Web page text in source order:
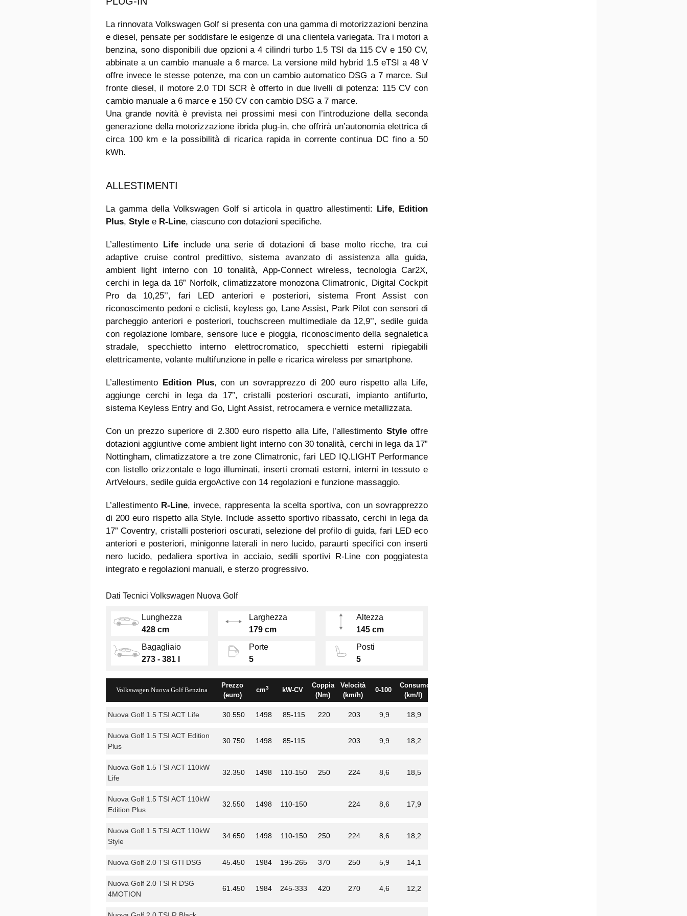
La rinnovata Volkswagen Golf si presenta con una gamma di motorizzazioni benzina
e diesel, pensate per soddisfare le esigenze di una clientela variegata. Tra i motori a
benzina, sono disponibili due opzioni a 4 cilindri turbo 1.5 TSI da 115 CV e 150 CV,
abbinate a un cambio manuale a 6 marce. La versione mild hybrid 1.5 eTSI a 48 V
offre invece le stesse potenze, ma con un cambio automatico DSG a 7 marce. Sul
fronte diesel, il motore 2.0 TDI SCR è offerto in due livelli di potenza: 115 CV con
cambio manuale a 6 marce e 150 CV con cambio DSG a 7 marce.
Una grande novità è prevista nei prossimi mesi con l’introduzione della seconda
generazione della motorizzazione ibrida plug-in, che offrirà un’autonomia elettrica di
circa 100 km e la possibilità di ricarica rapida in corrente continua DC fino a 50
kWh.
ALLESTIMENTI
La gamma della Volkswagen Golf si articola in quattro allestimenti: Life, Edition
Plus, Style e R-Line, ciascuno con dotazioni specifiche.
L’allestimento Lifeinclude una serie di dotazioni di base molto ricche, tra cui
adaptive cruise control predittivo, sistema avanzato di assistenza alla guida,
ambient light interno con 10 tonalità, App-Connect wireless, tecnologia Car2X,
cerchi in lega da 16” Norfolk, climatizzatore monozona Climatronic, Digital Cockpit
Pro da 10,25’’, fari LED anteriori e posteriori, sistema Front Assist con
riconoscimento pedoni e ciclisti, keyless go, Lane Assist, Park Pilot con sensori di
parcheggio anteriori e posteriori, touchscreen multimediale da 12,9’’, sedile guida
con regolazione lombare, sensore luce e pioggia, riconoscimento della segnaletica
stradale, specchietto interno elettrocromatico, specchietti esterni ripiegabili
elettricamente, volante multifunzione in pelle e ricarica wireless per smartphone.
L’allestimento Edition Plus, con un sovrapprezzo di 200 euro rispetto alla Life,
aggiunge cerchi in lega da 17”, cristalli posteriori oscurati, impianto antifurto,
sistema Keyless Entry and Go, Light Assist, retrocamera e vernice metallizzata.
Con un prezzo superiore di 2.300 euro rispetto alla Life, l’allestimento Styleoffre
dotazioni aggiuntive come ambient light interno con 30 tonalità, cerchi in lega da 17”
Nottingham, climatizzatore a tre zone Climatronic, fari LED IQ.LIGHT Performance
con listello orizzontale e logo illuminati, inserti cromati esterni, interni in tessuto e
ArtVelours, sedile guida ergoActive con 14 regolazioni e funzione massaggio.
L’allestimento R-Line, invece, rappresenta la scelta sportiva, con un sovrapprezzo
di 200 euro rispetto alla Style. Include assetto sportivo ribassato, cerchi in lega da
17” Coventry, cristalli posteriori oscurati, selezione del profilo di guida, fari LED eco
anteriori e posteriori, minigonne laterali in nero lucido, paraurti specifici con inserti
nero lucido, pedaliera sportiva in acciaio, sedili sportivi R-Line con poggiatesta
integrato e regolazioni manuali, e sterzo progressivo.
Dati Tecnici Volkswagen Nuova Golf
Lunghezza
428 cm
Larghezza
179 cm
Altezza
145 cm
Bagagliaio
273 - 381 l
Porte
5
Posti
5
Volkswagen Nuova Golf Benzina
Prezzo
(euro)
cm3 kW-CV
Coppia
(Nm)
Velocità
(km/h)
0-100
Consumo
(km/l)
Nuova Golf 1.5 TSI ACT Life 30.550 1498 85-115 220 203 9,9 18,9
Nuova Golf 1.5 TSI ACT Edition
Plus
30.750 1498 85-115 203 9,9 18,2
Nuova Golf 1.5 TSI ACT 110kW
Life
32.350 1498 110-150 250 224 8,6 18,5
Nuova Golf 1.5 TSI ACT 110kW
Edition Plus
32.550 1498 110-150 224 8,6 17,9
Nuova Golf 1.5 TSI ACT 110kW
Style
34.650 1498 110-150 250 224 8,6 18,2
Nuova Golf 2.0 TSI GTI DSG 45.450 1984 195-265 370 250 5,9 14,1
Nuova Golf 2.0 TSI R DSG
4MOTION
61.450 1984 245-333 420 270 4,6 12,2